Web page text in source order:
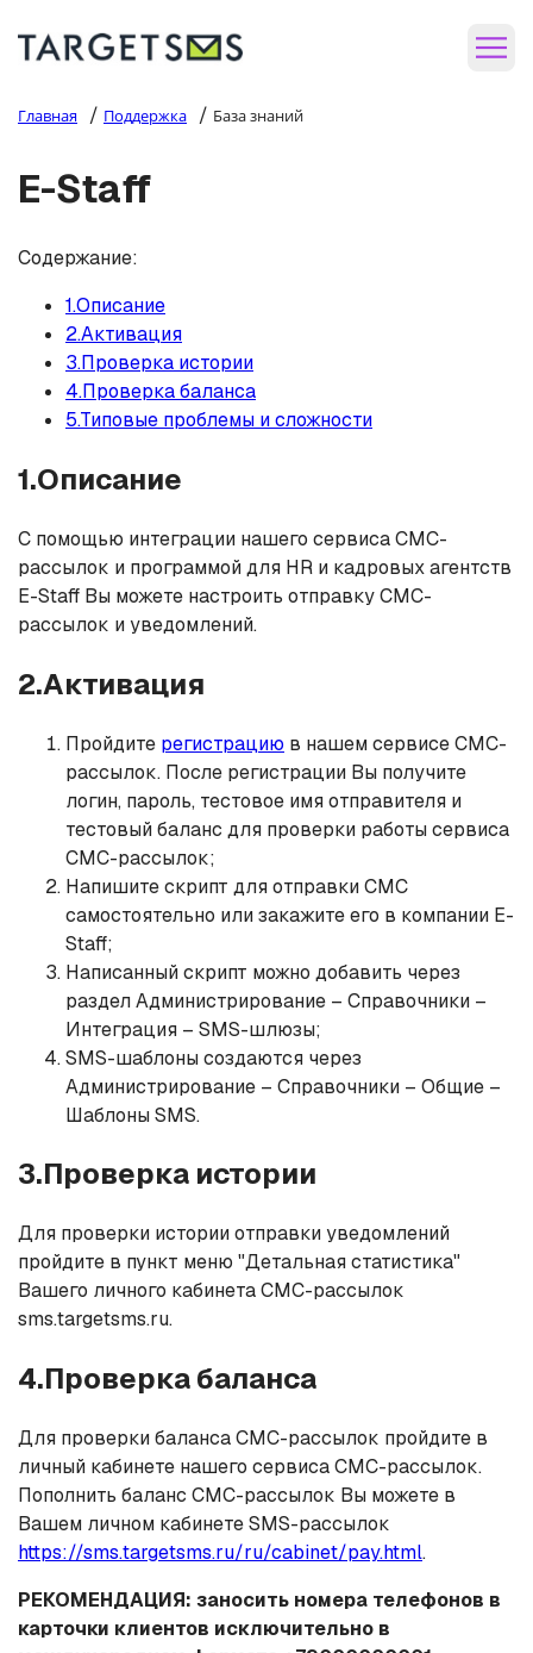
Главная / Поддержка / База знаний
E-Staff
Содержание:
1.Описание
2.Активация
3.Проверка истории
4.Проверка баланса
5.Типовые проблемы и сложности
1.Описание
С помощью интеграции нашего сервиса СМС-
рассылок и программой для HR и кадровых агентств
E-Staff Вы можете настроить отправку СМС-
рассылок и уведомлений.
2.Активация
Пройдите регистрацию в нашем сервисе СМС-
рассылок. После регистрации Вы получите
логин, пароль, тестовое имя отправителя и
тестовый баланс для проверки работы сервиса
СМС-рассылок;
Напишите скрипт для отправки СМС
самостоятельно или закажите его в компании E-
Staff;
Написанный скрипт можно добавить через
раздел Администрирование – Справочники –
Интеграция – SMS-шлюзы;
SMS-шаблоны создаются через
Администрирование – Справочники – Общие –
Шаблоны SMS.
3.Проверка истории
Для проверки истории отправки уведомлений
пройдите в пункт меню "Детальная статистика"
Вашего личного кабинета СМС-рассылок
sms.targetsms.ru.
4.Проверка баланса
Для проверки баланса СМС-рассылок пройдите в
личный кабинете нашего сервиса СМС-рассылок.
Пополнить баланс СМС-рассылок Вы можете в
Вашем личном кабинете SMS-рассылок
https://sms.targetsms.ru/ru/cabinet/pay.html.
РЕКОМЕНДАЦИЯ: заносить номера телефонов в
карточки клиентов исключительно в